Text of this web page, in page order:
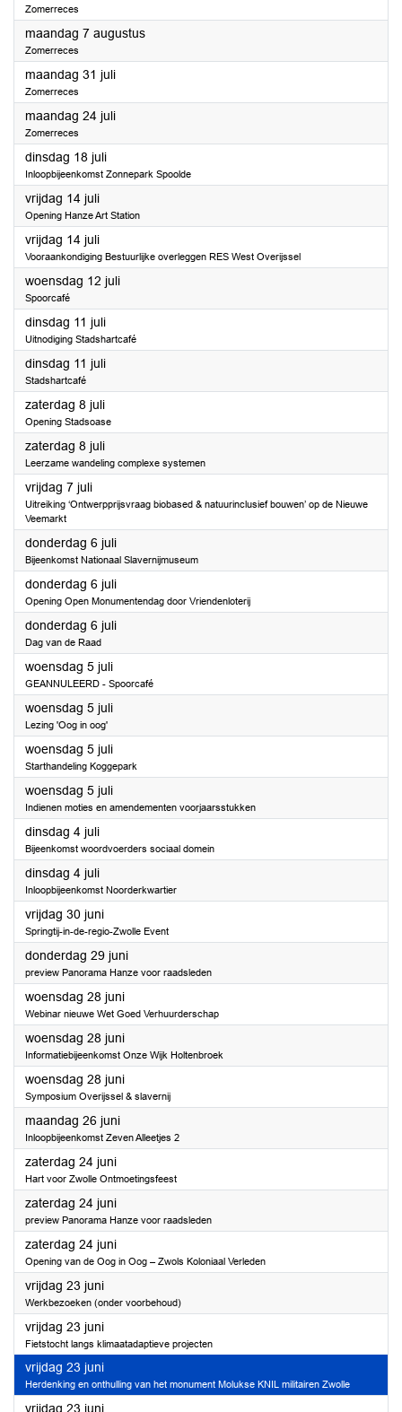
Zomerreces
maandag 7 augustus2023
Zomerreces
maandag 31 juli2023
Zomerreces
maandag 24 juli2023
Zomerreces
dinsdag 18 juli2023
Inloopbijeenkomst Zonnepark Spoolde
vrijdag 14 juli2023
Opening Hanze Art Station
vrijdag 14 juli2023
Vooraankondiging Bestuurlijke overleggen RES West Overijssel
woensdag 12 juli2023
Spoorcafé
dinsdag 11 juli2023
Uitnodiging Stadshartcafé
dinsdag 11 juli2023
Stadshartcafé
zaterdag 8 juli2023
Opening Stadsoase
zaterdag 8 juli2023
Leerzame wandeling complexe systemen
vrijdag 7 juli2023
Uitreiking ‘Ontwerpprijsvraag biobased & natuurinclusief bouwen’ op de Nieuwe
Veemarkt
donderdag 6 juli2023
Bijeenkomst Nationaal Slavernijmuseum
donderdag 6 juli2023
Opening Open Monumentendag door Vriendenloterij
donderdag 6 juli2023
Dag van de Raad
woensdag 5 juli2023
GEANNULEERD - Spoorcafé
woensdag 5 juli2023
Lezing 'Oog in oog'
woensdag 5 juli2023
Starthandeling Koggepark
woensdag 5 juli2023
Indienen moties en amendementen voorjaarsstukken
dinsdag 4 juli2023
Bijeenkomst woordvoerders sociaal domein
dinsdag 4 juli2023
Inloopbijeenkomst Noorderkwartier
vrijdag 30 juni2023
Springtij-in-de-regio-Zwolle Event
donderdag 29 juni2023
preview Panorama Hanze voor raadsleden
woensdag 28 juni2023
Webinar nieuwe Wet Goed Verhuurderschap
woensdag 28 juni2023
Informatiebijeenkomst Onze Wijk Holtenbroek
woensdag 28 juni2023
Symposium Overijssel & slavernij
maandag 26 juni2023
Inloopbijeenkomst Zeven Alleetjes 2
zaterdag 24 juni2023
Hart voor Zwolle Ontmoetingsfeest
zaterdag 24 juni2023
preview Panorama Hanze voor raadsleden
zaterdag 24 juni2023
Opening van de Oog in Oog – Zwols Koloniaal Verleden
vrijdag 23 juni2023
Werkbezoeken (onder voorbehoud)
vrijdag 23 juni2023
Fietstocht langs klimaatadaptieve projecten
vrijdag 23 juni2023
Herdenking en onthulling van het monument Molukse KNIL militairen Zwolle
vrijdag 23 juni2023